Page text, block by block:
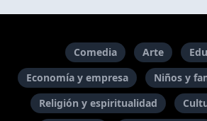
Comedia Arte
Economía y empresa
Niños y
Religión y espiritualidad